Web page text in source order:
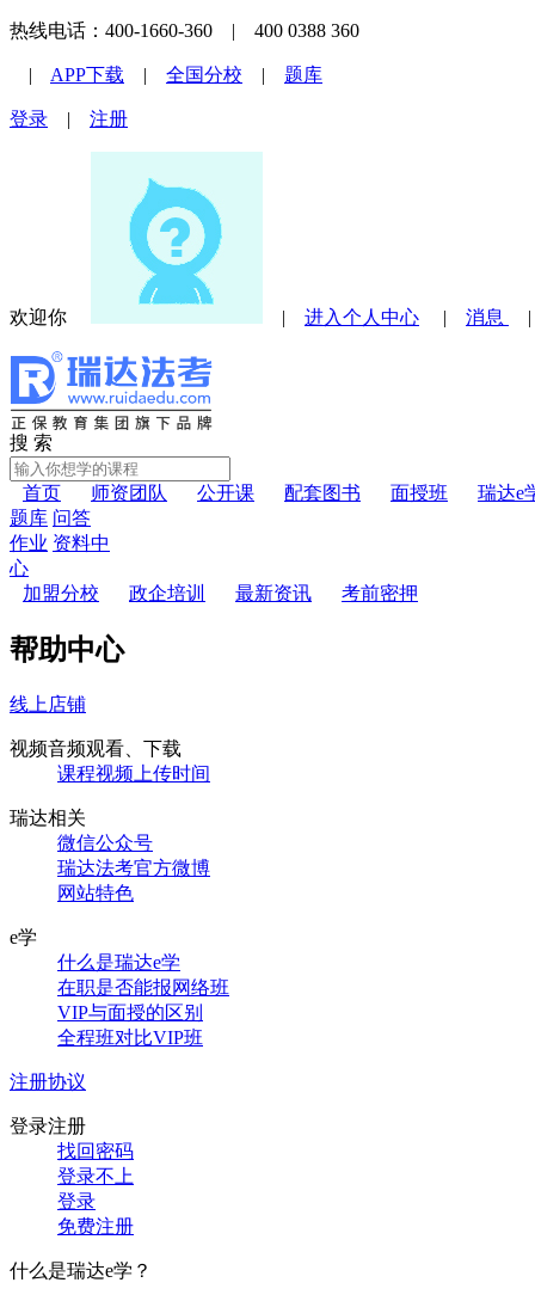
热线电话：400-1660-360 | 400 0388 360
| APP下载 | 全国分校 | 题库
登录 | 注册
欢迎你 | 进入个人中心 | 消息
搜 索
首页 师资团队 公开课 配套图书 面授班
瑞达e
题库 问答
作业 资料中
心
加盟分校
政企培训 最新资讯 考前密押
帮助中心
线上店铺
视频音频观看、下载
课程视频上传时间
瑞达相关
微信公众号
瑞达法考官方微博
网站特色
e学
什么是瑞达e学
在职是否能报网络班
VIP与面授的区别
全程班对比VIP班
注册协议
登录注册
找回密码
登录不上
登录
免费注册
什么是瑞达e学？